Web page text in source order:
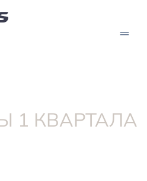
HC
KRX
KRS
HS
АВТОМОБИЛЬ
1 КВАРТАЛА